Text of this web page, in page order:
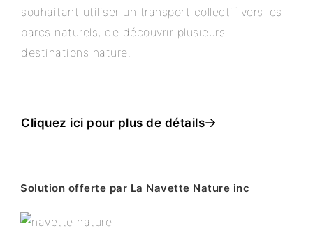
souhaitant utiliser un transport collectif vers les
parcs naturels, de découvrir plusieurs
destinations nature.
Cliquez ici pour plus de détails
Solution offerte par La Navette Nature inc